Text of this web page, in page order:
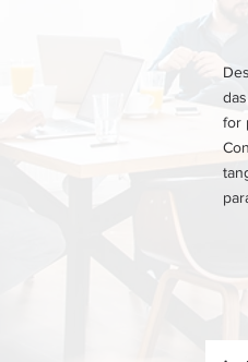
for